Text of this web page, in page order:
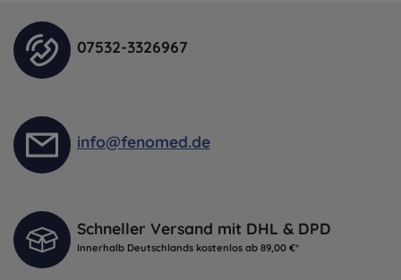
07532-3326967
info@fenomed.de
Schneller Versand mit DHL & DPD
Innerhalb Deutschlands kostenlos ab 89,00 €*